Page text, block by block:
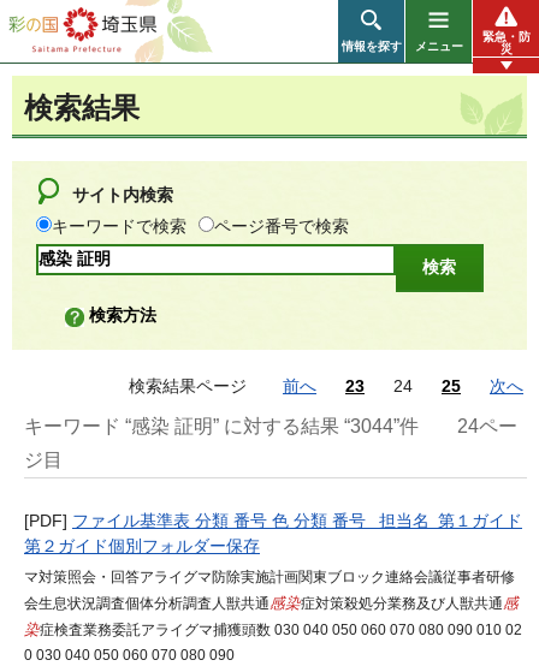
彩の国 埼玉県
情報を探す メニュー
緊急・防
災
検索結果
サイト内検索
キーワードで検索
ページ番号で検索
検索方法
検索結果ページ 前へ 23 24 25 次へ
キーワード “感染 証明” に対する結果 “3044”件
24ペー
ジ目
[PDF] ファイル基準表 分類 番号 色 分類 番号 担当名 第１ガイド
第２ガイド個別フォルダー保存
マ対策照会・回答アライグマ防除実施計画関東ブロック連絡会議従事者研修
会生息状況調査個体分析調査人獣共通感染症対策殺処分業務及び人獣共通感
染症検査業務委託アライグマ捕獲頭数 030 040 050 060 070 080 090 010 02
0 030 040 050 060 070 080 090